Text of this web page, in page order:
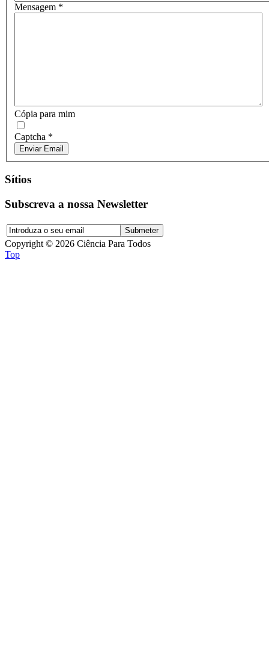
Mensagem *
Cópia para mim
Captcha *
Enviar Email
Sítios
Subscreva a nossa Newsletter
Copyright © 2026 Ciência Para Todos
Top